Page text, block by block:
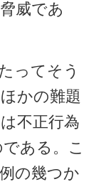
威であ
ってそう
かの難題
不正行為
ある。こ
の幾つか